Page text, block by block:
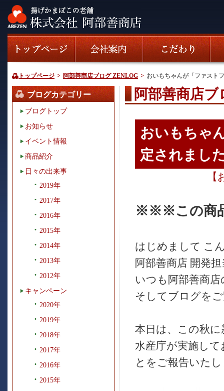
トップページ > 阿部善商店ブログ ZENLOG > おいもちゃんが「ファスト
ブログカテゴリー
ブログトップ
お知らせ
イベント情報
商品紹介
日々の出来事
2019年
2017年
2016年
2015年
2014年
2013年
2012年
キャンペーン
2020年
2019年
2018年
2017年
2016年
2015年
阿部善商店
おいもちゃ
定されまし
【
※※※この商
はじめまして こ
阿部善商店 開発
いつも阿部善商
そしてブログを
本日は、この秋
水産庁が実施し
とをご報告いた